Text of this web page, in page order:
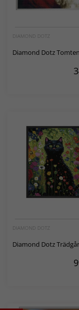
DIAMOND DOTZ
Diamond Dotz Tomten
DIAMOND DOTZ
Diamond Dotz